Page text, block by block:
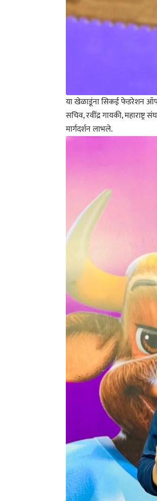
या खेळाडूंना सिकई फेडरेशन ऑफ
सचिव, रवींद्र गायकी,
मार्गदर्शन लाभले.